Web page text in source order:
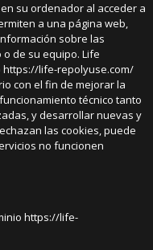
su ordenador al acceder a
a una página web,
sobre las
de su equipo. Life
https://life-repolyuse.com/
con el fin de mejorar la
técnico tanto
y desarrollar nuevas y
las cookies, puede
no funcionen
https://life-